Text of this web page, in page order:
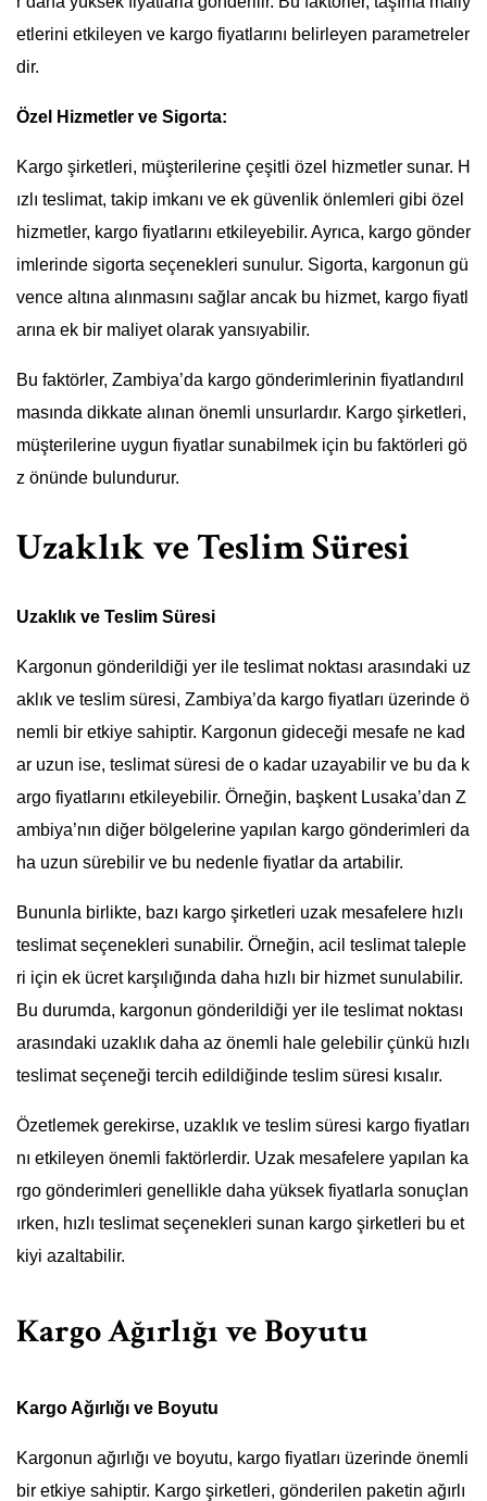
etlerini etkileyen ve kargo fiyatlarını belirleyen parametreler
dir.
Özel Hizmetler ve Sigorta:
Kargo şirketleri, müşterilerine çeşitli özel hizmetler sunar. H
ızlı teslimat, takip imkanı ve ek güvenlik önlemleri gibi özel
hizmetler, kargo fiyatlarını etkileyebilir. Ayrıca, kargo gönder
imlerinde sigorta seçenekleri sunulur. Sigorta, kargonun gü
vence altına alınmasını sağlar ancak bu hizmet, kargo fiyatl
arına ek bir maliyet olarak yansıyabilir.
Bu faktörler, Zambiya’da kargo gönderimlerinin fiyatlandırıl
masında dikkate alınan önemli unsurlardır. Kargo şirketleri,
müşterilerine uygun fiyatlar sunabilmek için bu faktörleri gö
z önünde bulundurur.
Uzaklık ve Teslim Süresi
Uzaklık ve Teslim Süresi
Kargonun gönderildiği yer ile teslimat noktası arasındaki uz
aklık ve teslim süresi, Zambiya’da kargo fiyatları üzerinde ö
nemli bir etkiye sahiptir. Kargonun gideceği mesafe ne kad
ar uzun ise, teslimat süresi de o kadar uzayabilir ve bu da k
argo fiyatlarını etkileyebilir. Örneğin, başkent Lusaka’dan Z
ambiya’nın diğer bölgelerine yapılan kargo gönderimleri da
ha uzun sürebilir ve bu nedenle fiyatlar da artabilir.
Bununla birlikte, bazı kargo şirketleri uzak mesafelere hızlı
teslimat seçenekleri sunabilir. Örneğin, acil teslimat taleple
ri için ek ücret karşılığında daha hızlı bir hizmet sunulabilir.
Bu durumda, kargonun gönderildiği yer ile teslimat noktası
arasındaki uzaklık daha az önemli hale gelebilir çünkü hızlı
teslimat seçeneği tercih edildiğinde teslim süresi kısalır.
Özetlemek gerekirse, uzaklık ve teslim süresi kargo fiyatları
nı etkileyen önemli faktörlerdir. Uzak mesafelere yapılan ka
rgo gönderimleri genellikle daha yüksek fiyatlarla sonuçlan
ırken, hızlı teslimat seçenekleri sunan kargo şirketleri bu et
kiyi azaltabilir.
Kargo Ağırlığı ve Boyutu
Kargo Ağırlığı ve Boyutu
Kargonun ağırlığı ve boyutu, kargo fiyatları üzerinde önemli
bir etkiye sahiptir. Kargo şirketleri, gönderilen paketin ağırlı